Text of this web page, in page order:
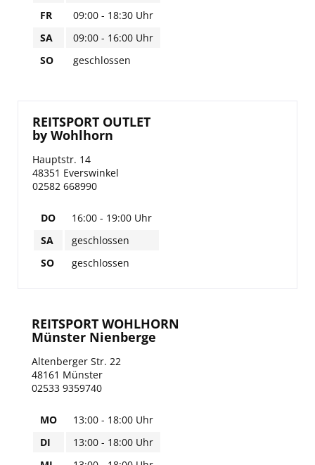
FR
09:00 - 18:30 Uhr
SA
09:00 - 16:00 Uhr
SO
geschlossen
REITSPORT OUTLET
by Wohlhorn
Hauptstr. 14
48351 Everswinkel
02582 668990
DO
16:00 - 19:00 Uhr
SA
geschlossen
SO
geschlossen
REITSPORT WOHLHORN
Münster Nienberge
Altenberger Str. 22
48161 Münster
02533 9359740
MO
13:00 - 18:00 Uhr
DI
13:00 - 18:00 Uhr
FAIR PLAY
KENTUCKY HORSEWEAR
KINGSLAND EQUESTERIAN
PIKEUR
ROECKL SPORTS
SPANNRIT
UVEX